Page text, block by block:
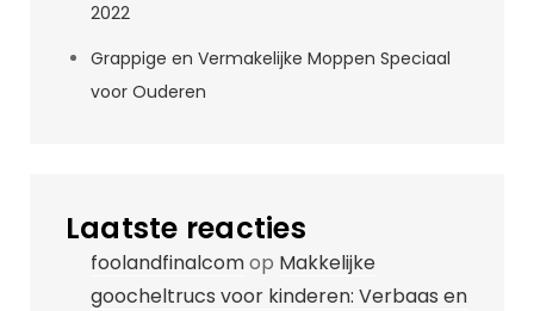
2022
Grappige en Vermakelijke Moppen Speciaal
voor Ouderen
Laatste reacties
foolandfinalcomop Makkelijke
goocheltrucs voor kinderen: Verbaas en